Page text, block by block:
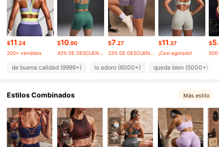
358K Seguidores
4.86 358K Seguidores
4.86 358K Seguidores
4.86 358K Seguidores
4.86 358K Seguidores
$11.24
200+ vendidos
$10.90
43% DE DESCUENTO
$7.27
33% DE DESCUENTO
$11.37
¡Casi agotado!
$5
de buena calidad (9999+) lo adoro (6000+) queda bien (5000+)
Estilos Combinados Más estilo